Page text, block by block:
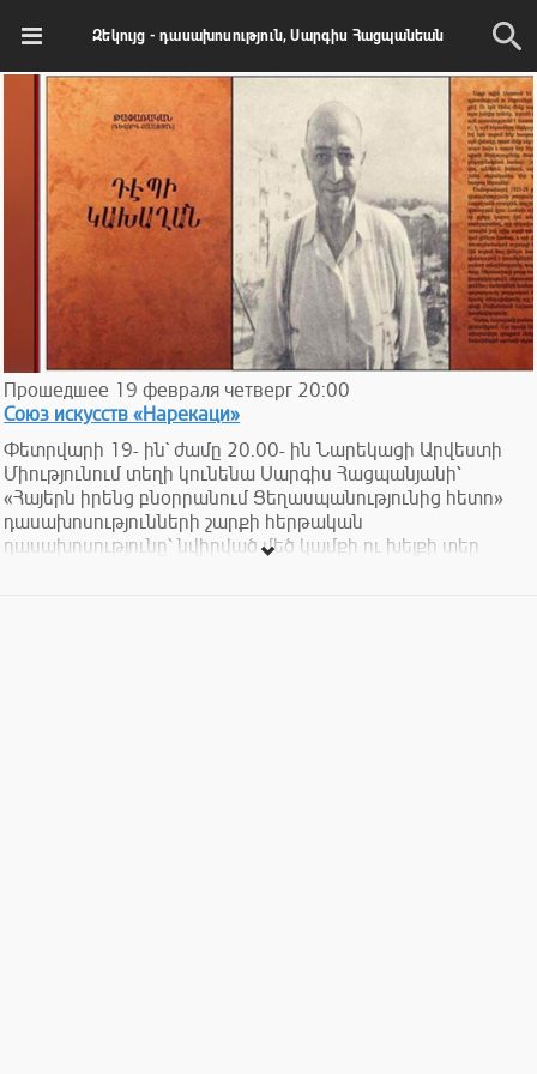
Զեկույց - դասախոսություն, Սարգիս Հացպանեան
Прошедшее 19 февраля четверг 20:00
Союз искусств «Нарекаци»
Փետրվարի 19- ին` ժամը 20.00- ին Նարեկացի Արվեստի
Միությունում տեղի կունենա Սարգիս Հացպանյանի՝
«Հայերն իրենց բնօրրանում Ցեղասպանությունից հետո»
դասախոսությունների շարքի հերթական
դասախոսությունը՝ նվիրված մեծ կամքի ու խելքի տեր